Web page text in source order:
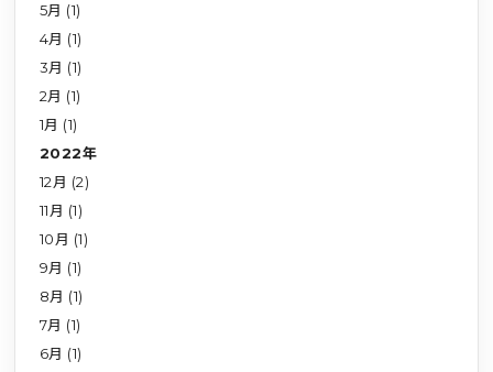
5月 (1)
4月 (1)
3月 (1)
2月 (1)
1月 (1)
2022年
12月 (2)
11月 (1)
10月 (1)
9月 (1)
8月 (1)
7月 (1)
6月 (1)